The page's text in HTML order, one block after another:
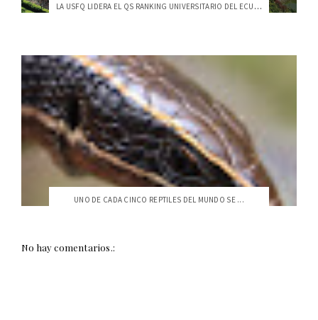
LA USFQ LIDERA EL QS RANKING UNIVERSITARIO DEL ECUADOR
UNO DE CADA CINCO REPTILES DEL MUNDO SE ...
No hay comentarios.: